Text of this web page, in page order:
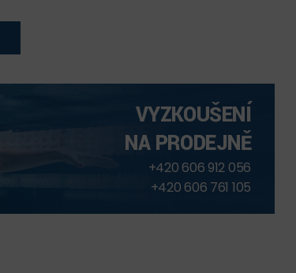
VYZKOUŠENÍ
NA PRODEJNĚ
+420 606 912 056
+420 606 761 105